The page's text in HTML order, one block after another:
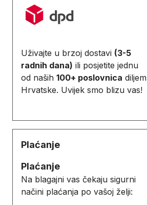
Uživajte u brzoj dostavi (3-5
radnih dana) ili posjetite jednu
od naših 100+ poslovnica diljem
Hrvatske. Uvijek smo blizu vas!
Plaćanje
Plaćanje
Na blagajni vas čekaju sigurni
načini plaćanja po vašoj želji: